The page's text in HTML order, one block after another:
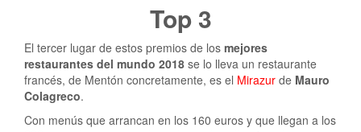
Top 3
El tercer lugar de estos premios de los mejores
restaurantes del mundo 2018 se lo lleva un restaurante
francés, de Mentón concretamente, es el Mirazur de Mauro
Colagreco.
Con menús que arrancan en los 160 euros y que llegan a los